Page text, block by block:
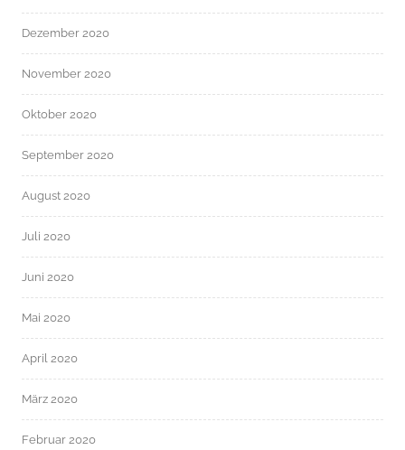
Dezember 2020
November 2020
Oktober 2020
September 2020
August 2020
Juli 2020
Juni 2020
Mai 2020
April 2020
März 2020
Februar 2020